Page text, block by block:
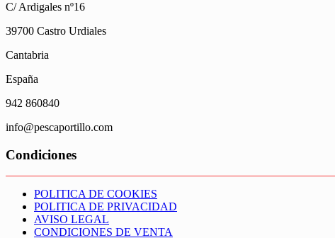
C/ Ardigales nº16
39700 Castro Urdiales
Cantabria
España
942 860840
info@pescaportillo.com
Condiciones
POLITICA DE COOKIES
POLITICA DE PRIVACIDAD
AVISO LEGAL
CONDICIONES DE VENTA